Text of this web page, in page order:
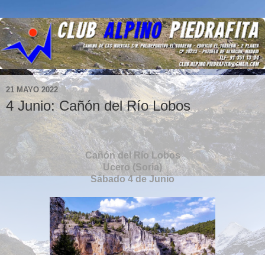
21 MAYO 2022
4 Junio: Cañón del Río Lobos
Cañón del Río Lobos
Ucero (Soria)
Sábado 4 de Junio